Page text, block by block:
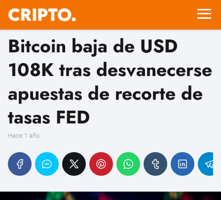
Bitcoin baja de USD
108K tras desvanecerse
apuestas de recorte de
tasas FED
hace 1 año